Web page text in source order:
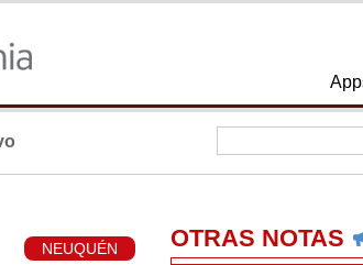
NEUQUÉN OTRAS NOTAS